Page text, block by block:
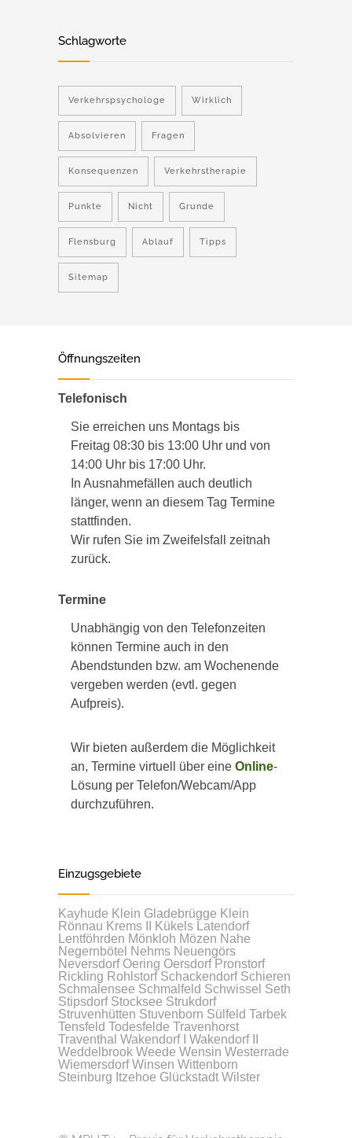
Schlagworte
Verkehrspsychologe Wirklich
Absolvieren Fragen
Konsequenzen Verkehrstherapie
Punkte Nicht Grunde
Flensburg Ablauf Tipps
Sitemap
Öffnungszeiten
Telefonisch
Sie erreichen uns Montags bis
Freitag 08:30 bis 13:00 Uhr und von
14:00 Uhr bis 17:00 Uhr.
In Ausnahmefällen auch deutlich
länger, wenn an diesem Tag Termine
stattfinden.
Wir rufen Sie im Zweifelsfall zeitnah
zurück.
Termine
Unabhängig von den Telefonzeiten
können Termine auch in den
Abendstunden bzw. am Wochenende
vergeben werden (evtl. gegen
Aufpreis).
Wir bieten außerdem die Möglichkeit
an, Termine virtuell über eine Online-
Lösung per Telefon/Webcam/App
durchzuführen.
Einzugsgebiete
Kayhude Klein Gladebrügge Klein
Rönnau Krems II Kükels
Latendorf
Lentföhrden Mönkloh Mözen Nahe
Negernbötel
Nehms Neuengörs
Neversdorf Oering Oersdorf Pronstorf
Rickling Rohlstorf Schackendorf Schieren
Schmalensee Schmalfeld Schwissel Seth
Stipsdorf Stocksee Strukdorf
Struvenhütten Stuvenborn Sülfeld Tarbek
Tensfeld Todesfelde Travenhorst
Traventhal Wakendorf I
Wakendorf II
Weddelbrook Weede Wensin Westerrade
Wiemersdorf Winsen Wittenborn
Steinburg Itzehoe Glückstadt Wilster